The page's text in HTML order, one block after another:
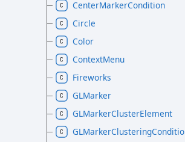
CenterMarkerCondition
Circle
Color
ContextMenu
Fireworks
GLMarker
GLMarkerClusterElement
GLMarkerClusteringCondition